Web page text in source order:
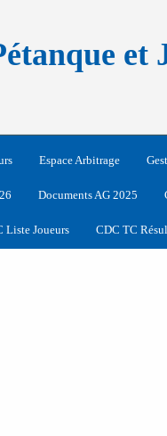
et
Espace Arbitrage
Documents AG 2025
Liste Joueurs CDC TC